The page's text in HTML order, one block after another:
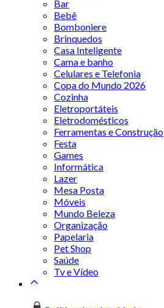
Bar
Bebê
Bomboniere
Brinquedos
Casa Inteligente
Cama e banho
Celulares e Telefonia
Copa do Mundo 2026
Cozinha
Eletroportáteis
Eletrodomésticos
Ferramentas e Construção
Festa
Games
Informática
Lazer
Mesa Posta
Móveis
Mundo Beleza
Organização
Papelaria
Pet Shop
Saúde
Tv e Vídeo